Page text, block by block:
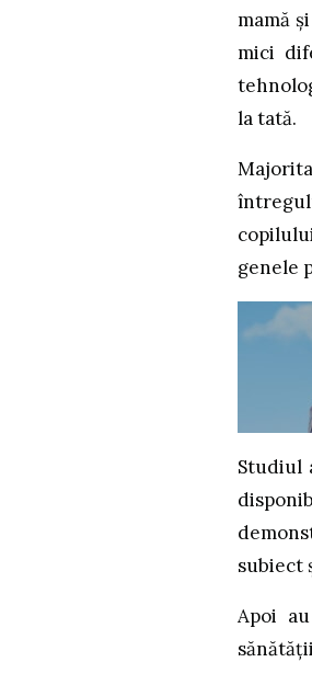
mamă
mici
la tată.
genele
Studiul
subiect
Apoi